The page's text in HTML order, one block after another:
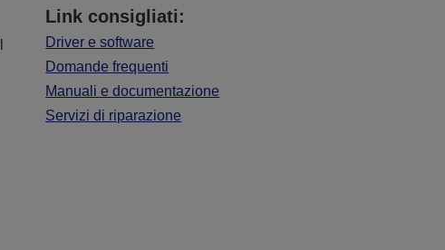
Link consigliati:
Driver e software
Domande frequenti
Manuali e documentazione
Servizi di riparazione